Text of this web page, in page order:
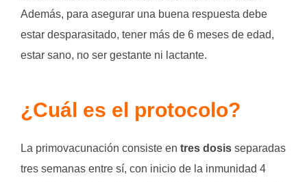
Además, para asegurar una buena respuesta debe
estar desparasitado, tener más de 6 meses de edad,
estar sano, no ser gestante ni lactante.
¿Cuál es el protocolo?
La primovacunación consiste en tres dosis separadas
tres semanas entre sí, con inicio de la inmunidad 4